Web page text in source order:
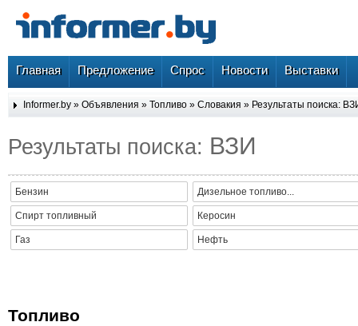
Главная Предложение Спрос Новости Выставки
Informer.by » Объявления » Топливо » Словакия » Результаты поиска:
Результаты поиска: ВЗИ
Бензин Дизельное топливо...
Спирт топливный Керосин
Газ Нефть
Топливо